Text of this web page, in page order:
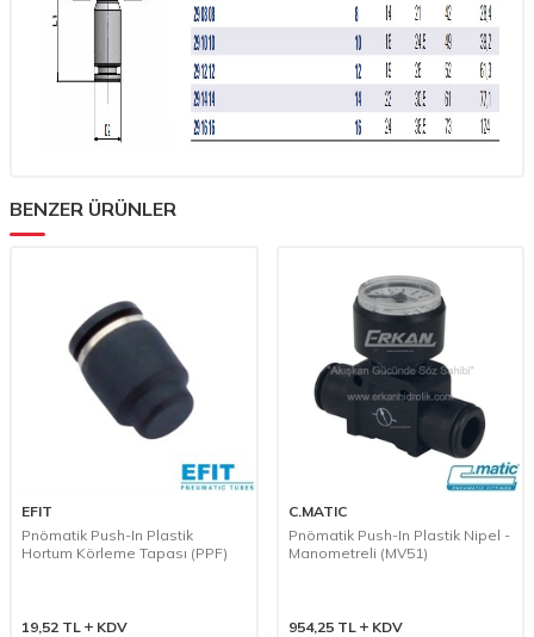
BENZER ÜRÜNLER
EFIT
Pnömatik Push-In Plastik
Hortum Körleme Tapası (PPF)
19,52 TL KDV
C.MATIC
Pnömatik Push-In Plastik Nipel -
Manometreli (MV51)
954,25TL KDV